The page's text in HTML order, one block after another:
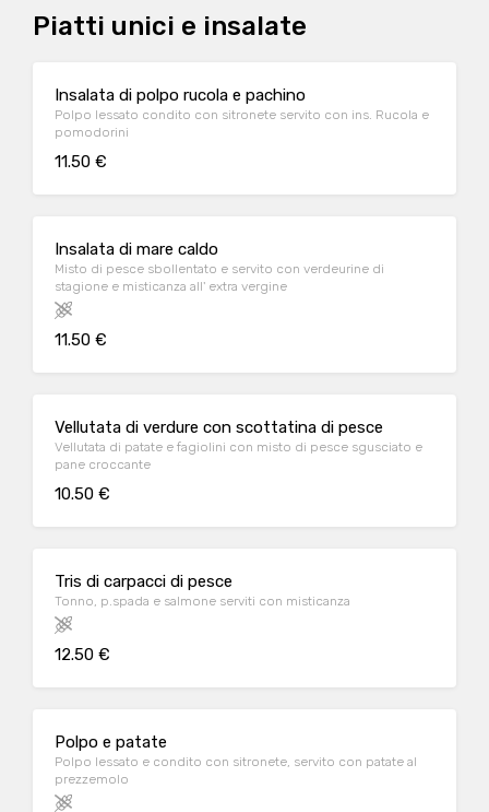
Piatti unici e insalate
Insalata di polpo rucola e pachino
Polpo lessato condito con sitronete servito con ins. Rucola e
pomodorini
11.50 €
Insalata di mare caldo
Misto di pesce sbollentato e servito con verdeurine di
stagione e misticanza all' extra vergine
11.50 €
Vellutata di verdure con scottatina di pesce
Vellutata di patate e fagiolini con misto di pesce sgusciato e
pane croccante
10.50 €
Tris di carpacci di pesce
Tonno, p.spada e salmone serviti con misticanza
12.50 €
Polpo e patate
Polpo lessato e condito con sitronete, servito con patate al
prezzemolo